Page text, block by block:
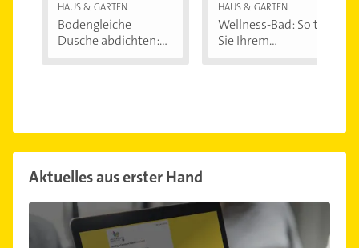
HAUS & GARTEN
Bodengleiche
Dusche abdichten:...
HAUS & GARTEN
Wellness-Bad: So tun
Sie Ihrem...
Aktuelles aus erster Hand